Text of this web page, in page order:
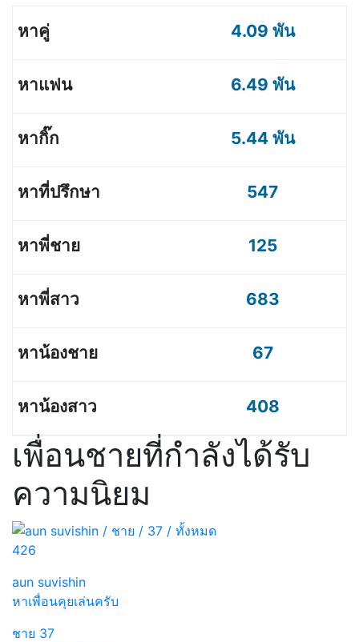
4.09 พัน
6.49 พัน
5.44 พัน
547
125
683
67
408
เพื่อนชายที่กำลังได้รับ
ความนิยม
426
aun suvishin
หาเพื่อนคุยเล่นครับ
ชาย 37